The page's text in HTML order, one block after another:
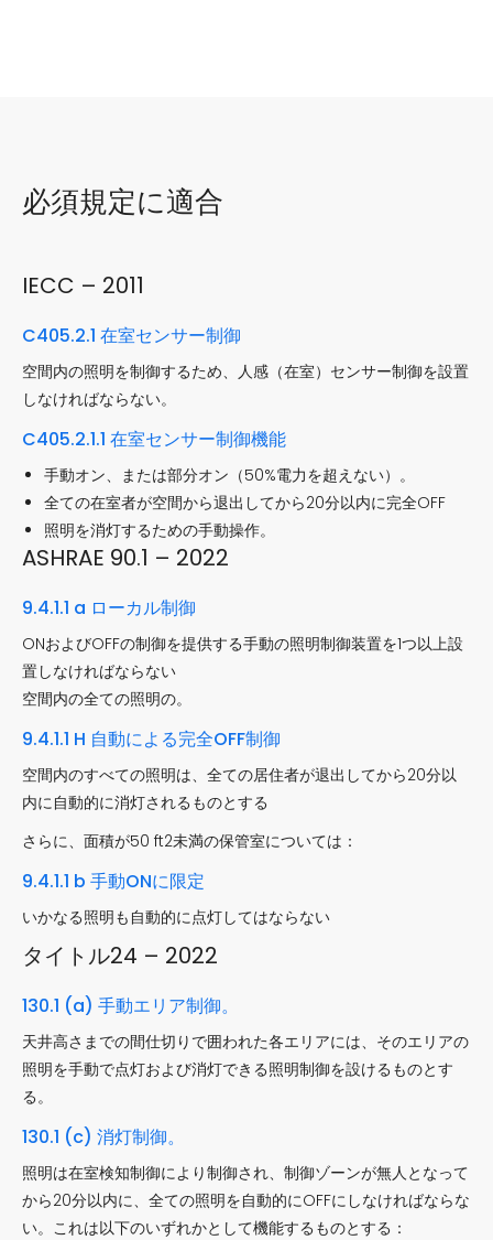
必須規定に適合
IECC – 2011
C405.2.1 在室センサー制御
空間内の照明を制御するため、人感（在室）センサー制御を設置
しなければならない。
C405.2.1.1 在室センサー制御機能
手動オン、または部分オン（50%電力を超えない）。
全ての在室者が空間から退出してから20分以内に完全OFF
照明を消灯するための手動操作。
ASHRAE 90.1 – 2022
9.4.1.1 a ローカル制御
ONおよびOFFの制御を提供する手動の照明制御装置を1つ以上設
置しなければならない
空間内の全ての照明の。
9.4.1.1 H 自動による完全OFF制御
空間内のすべての照明は、全ての居住者が退出してから20分以
内に自動的に消灯されるものとする
さらに、面積が50 ft2未満の保管室については：
9.4.1.1 b 手動ONに限定
いかなる照明も自動的に点灯してはならない
タイトル24 – 2022
130.1 (a) 手動エリア制御。
天井高さまでの間仕切りで囲われた各エリアには、そのエリアの
照明を手動で点灯および消灯できる照明制御を設けるものとす
る。
130.1 (c) 消灯制御。
照明は在室検知制御により制御され、制御ゾーンが無人となって
から20分以内に、全ての照明を自動的にOFFにしなければならな
い。これは以下のいずれかとして機能するものとする：